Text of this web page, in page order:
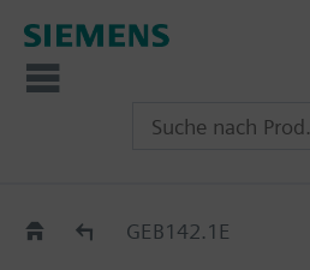
GEB..1E / GEB..9E (20 Nm)
GEB142.1E